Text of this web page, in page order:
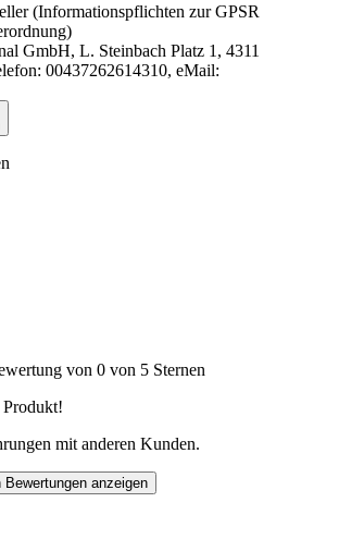
(Informationspflichten zur GPSR
GmbH, L. Steinbach Platz 1, 4311
00437262614310, eMail:
von 0 von 5 Sternen
Produkt!
mit anderen Kunden.
Bewertungen anzeigen